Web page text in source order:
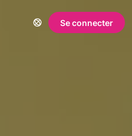
Se connecter